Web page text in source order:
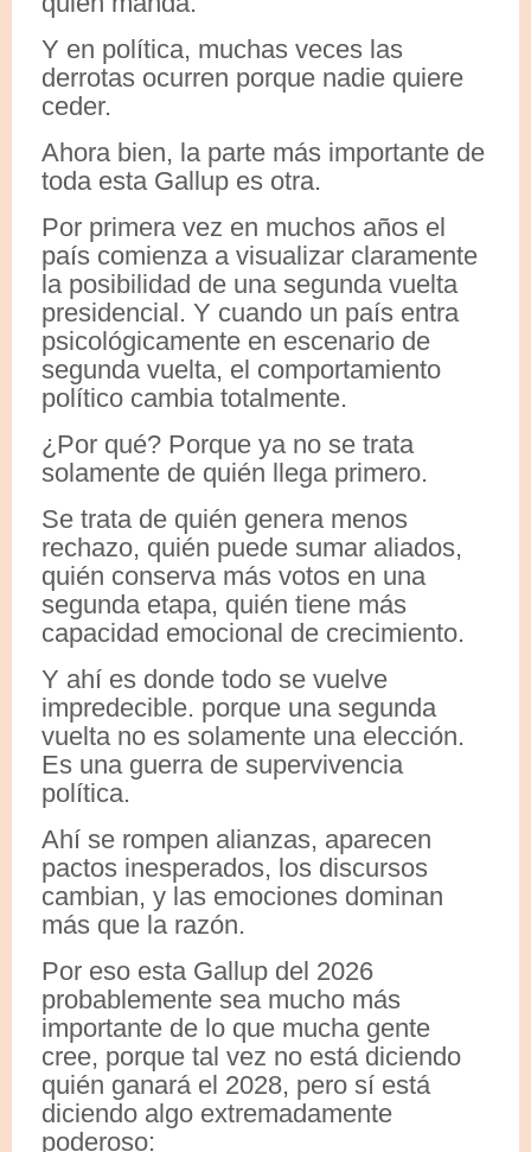
Y en política, muchas veces las
derrotas ocurren porque nadie quiere
ceder.
Ahora bien, la parte más importante de
toda esta Gallup es otra.
Por primera vez en muchos años el
país comienza a visualizar claramente
la posibilidad de una segunda vuelta
presidencial. Y cuando un país entra
psicológicamente en escenario de
segunda vuelta, el comportamiento
político cambia totalmente.
¿Por qué? Porque ya no se trata
solamente de quién llega primero.
Se trata de quién genera menos
rechazo, quién puede sumar aliados,
quién conserva más votos en una
segunda etapa, quién tiene más
capacidad emocional de crecimiento.
Y ahí es donde todo se vuelve
impredecible. porque una segunda
vuelta no es solamente una elección.
Es una guerra de supervivencia
política.
Ahí se rompen alianzas, aparecen
pactos inesperados, los discursos
cambian, y las emociones dominan
más que la razón.
Por eso esta Gallup del 2026
probablemente sea mucho más
importante de lo que mucha gente
cree, porque tal vez no está diciendo
quién ganará el 2028, pero sí está
diciendo algo extremadamente
poderoso: